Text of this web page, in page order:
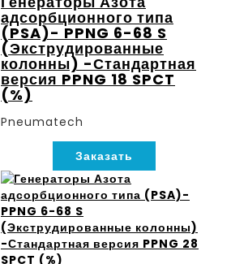
адсорбционного типа
(PSA)- PPNG 6-68 S
(Экструдированные
колонны) -Стандартная
версия PPNG 18 SPCT
(%)
Pneumatech
Заказать